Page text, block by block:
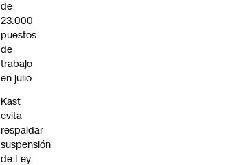
de
23.000
puestos
de
trabajo
en julio
Kast
evita
respaldar
suspensión
de Ley